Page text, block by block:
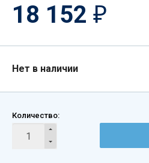
18 152 ₽
Нет в наличии
Количество: